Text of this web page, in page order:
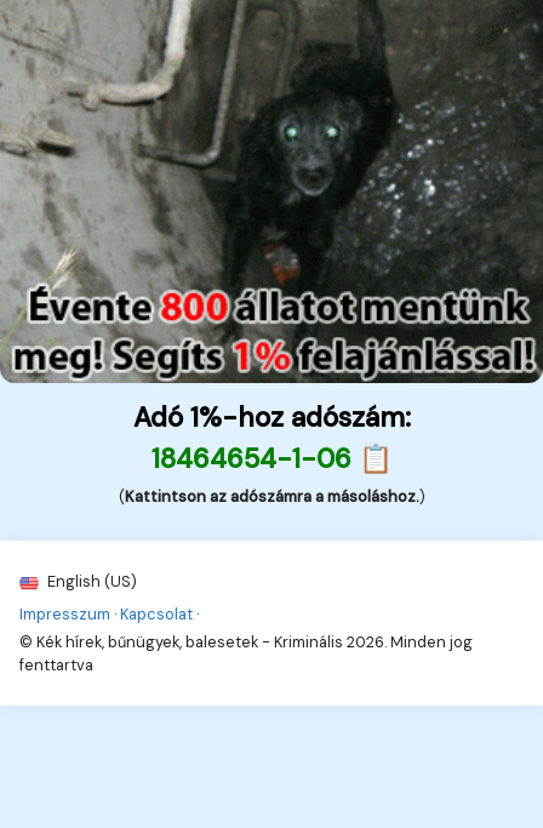
Adó 1%-hoz adószám:
18464654-1-06 📋
(Kattintson az adószámra a másoláshoz.)
English (US)
Impresszum ·Kapcsolat ·
© Kék hírek, bűnügyek, balesetek - Kriminális 2026. Minden jog
fenttartva